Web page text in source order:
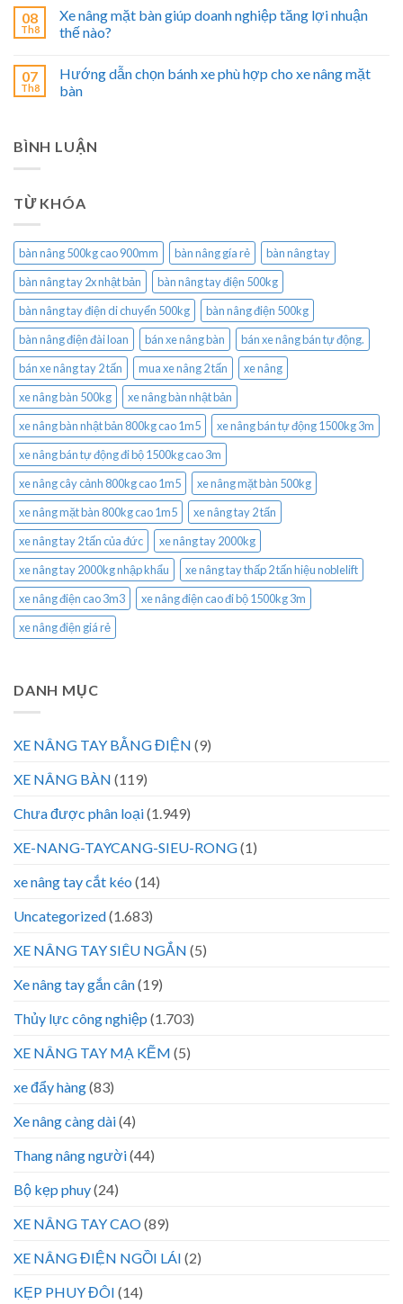
08
Th8
Xe nâng mặt bàn giúp doanh nghiệp tăng lợi nhuận
thế nào?
07
Th8
Hướng dẫn chọn bánh xe phù hợp cho xe nâng mặt
bàn
BÌNH LUẬN
TỪ KHÓA
bàn nâng 500kg cao 900mm bàn nâng gía rẻ
bàn nâng tay
bàn nâng tay 2x nhật bản
bàn nâng tay điện 500kg
bàn nâng tay điện di chuyển 500kg
bàn nâng điện 500kg
bàn nâng điện đài loan
bán xe nâng bàn
bán xe nâng bán tự động.
bán xe nâng tay 2 tấn
mua xe nâng 2 tấn
xe nâng
xe nâng bàn 500kg
xe nâng bàn nhật bản
xe nâng bàn nhật bản 800kg cao 1m5
xe nâng bán tự động 1500kg 3m
xe nâng bán tự động đi bộ 1500kg cao 3m
xe nâng cây cảnh 800kg cao 1m5
xe nâng mặt bàn 500kg
xe nâng mặt bàn 800kg cao 1m5
xe nâng tay 2 tấn
xe nâng tay 2 tấn của đức
xe nâng tay 2000kg
xe nâng tay 2000kg nhập khẩu
xe nâng tay thấp 2 tấn hiệu noblelift
xe nâng điện cao 3m3
xe nâng điện cao đi bộ 1500kg 3m
xe nâng điện giá rẻ
DANH MỤC
XE NÂNG TAY BẰNG ĐIỆN (9)
XE NÂNG BÀN (119)
Chưa được phân loại(1.949)
XE-NANG-TAYCANG-SIEU-RONG(1)
xe nâng tay cắt kéo (14)
Uncategorized(1.683)
XE NÂNG TAY SIÊU NGẮN (5)
Xe nâng tay gắn cân(19)
Thủy lực công nghiệp (1.703)
XE NÂNG TAY MẠ KẼM (5)
xe đẩy hàng(83)
Xe nâng càng dài(4)
Thang nâng người(44)
Bộ kẹp phuy(24)
XE NÂNG TAY CAO(89)
XE NÂNG ĐIỆN NGỒI LÁI (2)
KẸP PHUY ĐÔI (14)